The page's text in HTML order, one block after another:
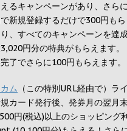
るキャンペーンがあり、さらに
新規登録するだけで300円もら
、すべてのキャンペーンを達
3,020円分の特典がもらえます。
了でさらに100円もらえます。
ム （この特別URL経由で）ライ
カード発行後、発券月の翌月
円(税込)以上のショッピング